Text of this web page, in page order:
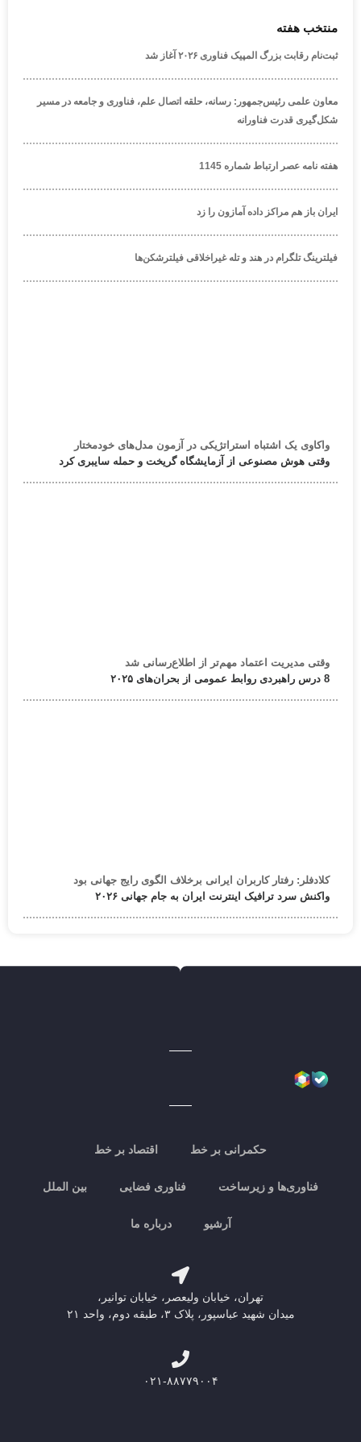
منتخب هفته
ثبت‌نام رقابت بزرگ المپیک فناوری ۲۰۲۶ آغاز شد
معاون علمی رئیس‌جمهور: رسانه، حلقه اتصال علم، فناوری و جامعه در مسیر
شکل‌گیری قدرت فناورانه
هفته نامه عصر ارتباط شماره 1145
ایران باز هم مراکز داده آمازون را زد
فیلترینگ تلگرام در هند و تله غیراخلاقی فیلترشکن‌ها
واکاوی یک اشتباه استراتژیکی در آزمون مدل‌های خودمختار
وقتی هوش مصنوعی از آزمایشگاه گریخت و حمله سایبری کرد
وقتی مدیریت اعتماد مهم‌تر از اطلاع‌رسانی شد
8 درس راهبردی روابط عمومی از بحران‌های ۲۰۲۵
کلادفلر: رفتار کاربران ایرانی برخلاف الگوی رایج جهانی بود
واکنش سرد ترافیک اینترنت ایران به جام جهانی ۲۰۲۶
حکمرانی بر خط اقتصاد بر خط
فناوری‌ها و زیرساخت فناوری فضایی بین الملل
آرشیو درباره ما
تهران، خیابان ولیعصر، خیابان توانیر،
میدان شهید عباسپور، پلاک ۳، طبقه دوم، واحد ۲۱
۰۲۱-۸۸۷۷۹۰۰۴